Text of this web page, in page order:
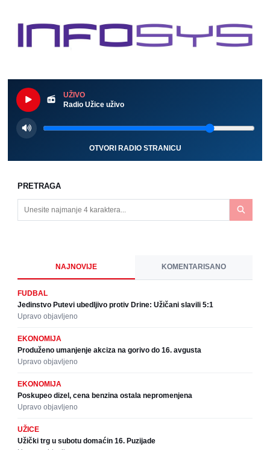
UŽIVO
Radio Užice uživo
OTVORI RADIO STRANICU
PRETRAGA
NAJNOVIJE KOMENTARISANO
FUDBAL
Jedinstvo Putevi ubedljivo protiv Drine: Užičani slavili 5:1
Upravo objavljeno
EKONOMIJA
Produženo umanjenje akciza na gorivo do 16. avgusta
Upravo objavljeno
EKONOMIJA
Poskupeo dizel, cena benzina ostala nepromenjena
Upravo objavljeno
UŽICE
Užički trg u subotu domaćin 16. Puzijade